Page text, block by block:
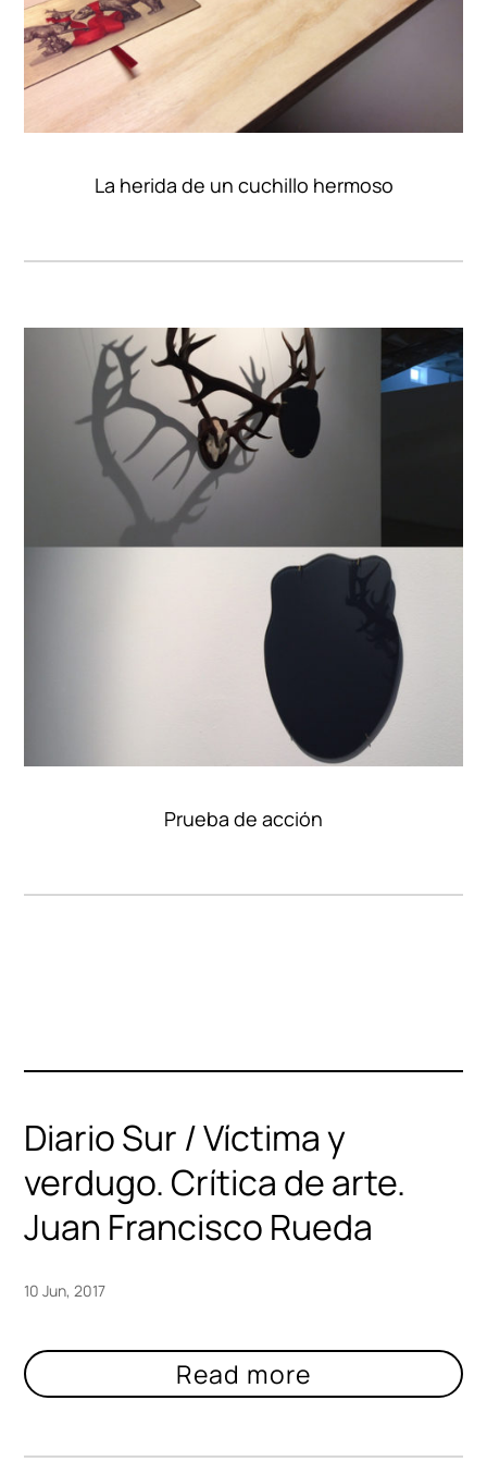
La herida de un cuchillo hermoso
Prueba de acción
Diario Sur / Víctima y
verdugo. Crítica de arte.
Juan Francisco Rueda
10 Jun, 2017